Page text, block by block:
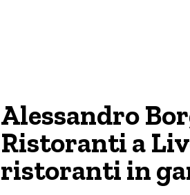
Alessandro
Ristoranti a
ristoranti in